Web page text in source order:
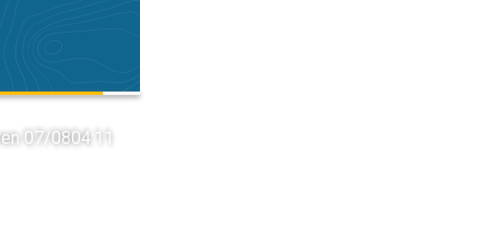
07/0804:11